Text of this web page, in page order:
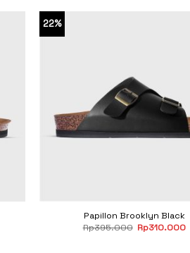
22%
Papillon Brooklyn Black
Rp395.000 Original
price
Rp310.000